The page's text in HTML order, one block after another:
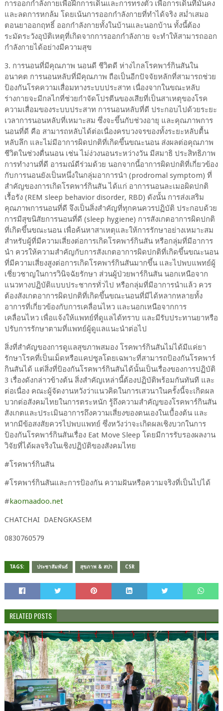
การออกกำลังกายเพื่อฝึกการเดินและการทรงตัว เพื่อการเดินที่มั่นคง
และลดการหกล้ม โดยเน้นการออกกำลังกายที่ทำได้จริง สม่ำเสมอ
ตอนยาออกฤทธิ์ ออกกำลังกายทั้งในบ้านและนอกบ้าน ทั้งนี้ต้อง
ระมัดระวังอุบัติเหตุที่เกิดจากการออกกำลังกาย จะทำให้สามารถออก
กำลังกายได้อย่างมีความสุข
3. การนอนที่มีคุณภาพ นอนดี ชีวิตดี ห่างไกลโรคพาร์กินสันใน
อนาคต การนอนหลับที่มีคุณภาพ ถือเป็นอีกปัจจัยหลักที่สามารถช่วย
ป้องกันโรคความเสื่อมทางระบบประสาท เนื่องจากในขณะหลับ
ร่างกายจะมีกลไกที่ช่วยกำจัดโปรตีนของเสียที่เป็นสาเหตุของโรค
ความเสื่อมของระบบประสาท การนอนหลับที่ดี ประกอบไปด้วยระยะ
เวลาการนอนหลับที่เหมาะสม ซึ่งจะขึ้นกับช่วงอายุ และคุณภาพการ
นอนที่ดี คือ สามารถหลับได้ต่อเนื่องครบวงจรของทั้งระยะหลับตื้น
หลับลึก และไม่มีอาการผิดปกติที่เกิดขึ้นขณะนอน ส่งผลต่อคุณภาพ
ชีวิตในช่วงตื่นนอน เช่น ไม่ง่วงนอนระหว่างวัน มีสมาธิ ประสิทธิภาพ
การทำงานที่ดี อารมณ์ดีร่วมด้วย นอกจากนี้อาการผิดปกติที่เกี่ยวข้อง
กับการนอนยังเป็นหนึ่งในกลุ่มอาการนำ (prodromal symptom) ที่
สำคัญของการเกิดโรคพาร์กินสัน ได้แก่ อาการนอนละเมอผิดปกติ
เรื้อรัง (REM sleep behavior disorder, RBD) ดังนั้น การส่งเสริม
คุณภาพการนอนที่ดี จึงเป็นสิ่งสำคัญที่ทุกคนควรปฏิบัติ ประกอบด้วย
การมีสุขนิสัยการนอนที่ดี (sleep hygiene) การสังเกตอาการผิดปกติ
ที่เกิดขึ้นขณะนอน เพื่อค้นหาสาเหตุและให้การรักษาอย่างเหมาะสม
สำหรับผู้ที่มีความเสี่ยงต่อการเกิดโรคพาร์กินสัน หรือกลุ่มที่มีอาการ
นำ ควรให้ความสำคัญกับการสังเกตอาการผิดปกติที่เกิดขึ้นขณะนอน
ที่มีความเสี่ยงสูงต่อการเกิดโรคพาร์กินสันมากขึ้น และไปพบแพทย์ผู้
เชี่ยวชาญในการวินิจฉัยรักษา ส่วนผู้ป่วยพาร์กินสัน นอกเหนือจาก
แนวทางปฏิบัติแบบประชากรทั่วไป หรือกลุ่มที่มีอาการนำแล้ว ควร
ต้องสังเกตอาการผิดปกติที่เกิดขึ้นขณะนอนที่มีได้หลากหลายทั้ง
อาการที่เกี่ยวข้องกับการเคลื่อนไหว และนอกเหนือจากการ
เคลื่อนไหว เพื่อแจ้งให้แพทย์ที่ดูแลได้ทราบ และมีรับประทานยาหรือ
ปรับการรักษาตามที่แพทย์ผู้ดูแลแนะนำต่อไป
สิ่งที่สำคัญของการดูแลสุขภาพสมอง โรคพาร์กินสันไม่ได้มีแค่ยา
รักษาโรคที่เป็นเม็ดหรือแคปซูลโดยเฉพาะที่สามารถป้องกันโรคพาร์
กินสันได้ แต่สิ่งที่ป้องกันโรคพาร์กินสันได้นั้นเป็นเรื่องของการปฏิบัติ
3 เรื่องดังกล่าวข้างต้น สิ่งสำคัญเหล่านี้ต้องปฏิบัติพร้อมกันทันที และ
ต่อเนื่อง คณะผู้จัดงานหวังว่าแนวคิดในการเสวนาในครั้งนี้จะเกิดผล
บวกต่อสังคมไทยในการตระหนัก รู้ถึงความสำคัญของโรคพาร์กินสัน
สังเกตและประเมินอาการถึงความเสี่ยงของตนเองในเบื้องต้น และ
หากมีข้อสงสัยควรไปพบแพทย์ ซึ่งหวังว่าจะเกิดผลเชิงบวกในการ
ป้องกันโรคพาร์กินสันเรื่อง Eat Move Sleep โดยมีการรับรองผลงาน
วิจัยที่ได้ผลจริงในเชิงปฏิบัติของสังคมไทย
#​โรคพาร์กินสัน
#​โรคพาร์กินสันและการป้องกัน ความฝันหรือความจริงที่เป็นไปได้
#​kaomaadoo.net
CHATCHAI​ DAENGKASEM
0830760579​
TAGS: ประชาสัมพันธ์ สุขภาพ & สปา CSR
RELATED POSTS